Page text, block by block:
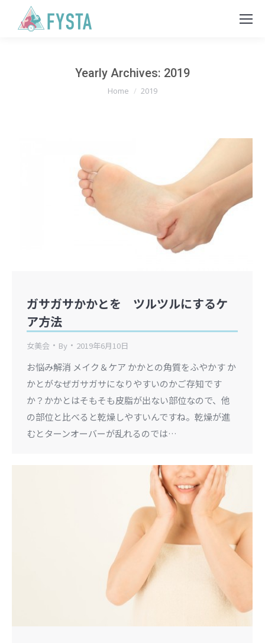
Yearly Archives: 2019
You are here:
Home 2019
ガサガサかかとを ツルツルにするケ
ア方法
女美会 By 2019年6月10日
お悩み解消 メイク＆ケア かかとの角質をふやかす か
かとがなぜガサガサになりやすいのかご存知です
か？かかとはそもそも皮脂が出ない部位なので、他
の部位と比べると乾燥しやすいんですね。乾燥が進
むとターンオーバーが乱れるのでは…